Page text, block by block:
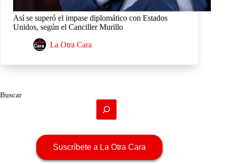
Así se superó el impase diplomático con Estados
Unidos, según el Canciller Murillo
La Otra Cara
Buscar
Suscríbete a La Otra Cara